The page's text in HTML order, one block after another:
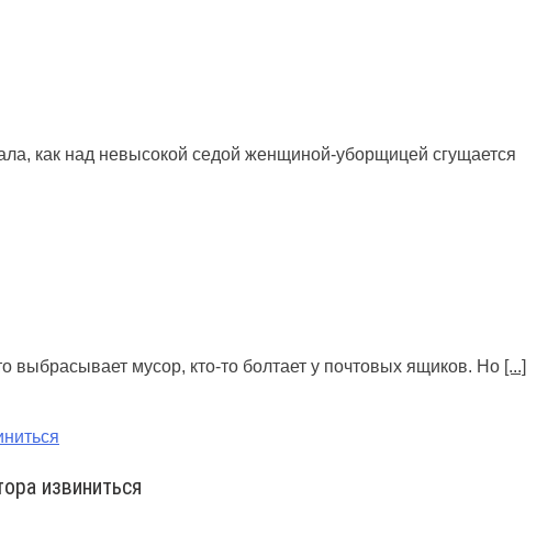
как над невысокой седой женщиной-уборщицей сгущается
выбрасывает мусор, кто-то болтает у почтовых ящиков. Но [...]
извиниться